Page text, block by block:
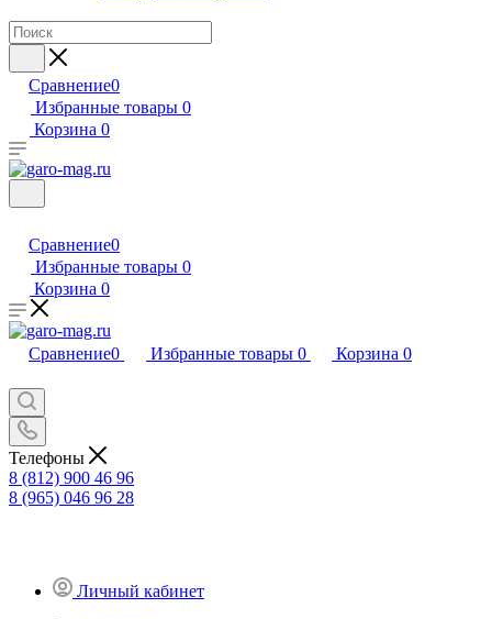
Сравнение0
Избранные товары 0
Корзина 0
Сравнение0
Избранные товары 0
Корзина 0
Сравнение0 Избранные товары 0 Корзина 0
Телефоны
8 (812) 900 46 96
8 (965) 046 96 28
Личный кабинет